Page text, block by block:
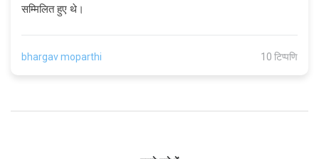
सम्मिलित हुए थे।
bhargav moparthi 10 टिप्पणि